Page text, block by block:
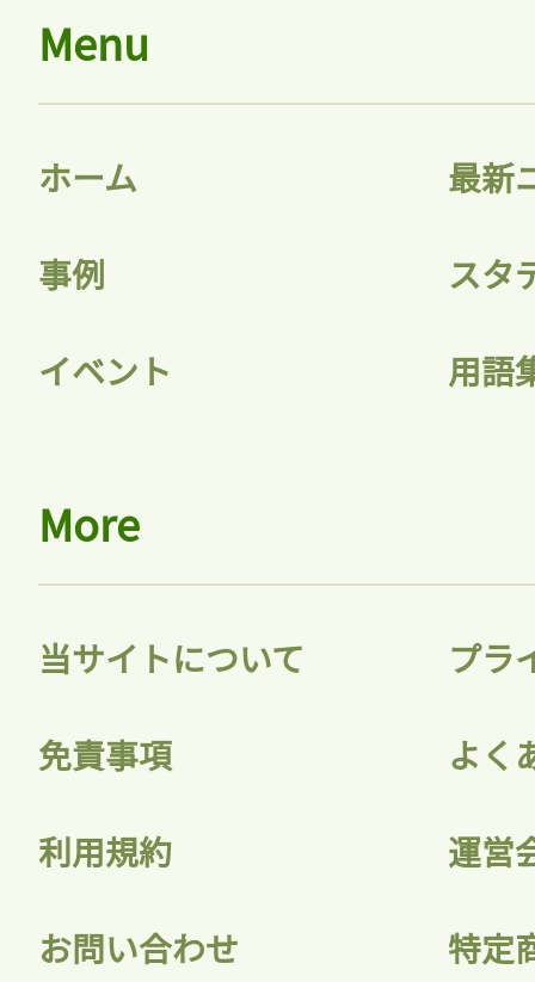
Menu
ホーム 最新
事例 スタ
イベント 用語
More
当サイトについて プラ
免責事項 よく
利用規約 運営
お問い合わせ 特定